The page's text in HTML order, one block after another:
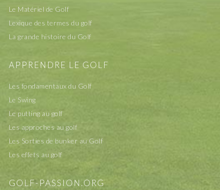
Le Matériel de Golf
Lexique des termes du golf
La grande histoire du Golf
APPRENDRE LE GOLF
Les fondamentaux du Golf
Le Swing
Le putting au golf
Les approches au golf
Les Sorties de bunker au Golf
Les effets au golf
GOLF-PASSION.ORG